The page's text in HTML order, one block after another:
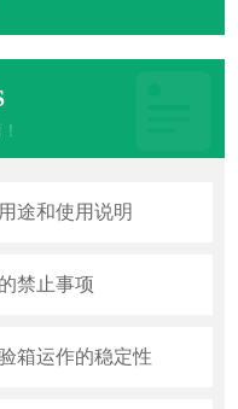
途和使用说明
禁止事项
箱运作的稳定性